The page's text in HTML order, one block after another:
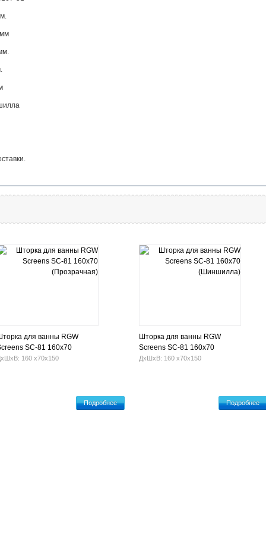
для ванны RGW
SC-81 160х70
160 х70х150
Подробнее
Шторка для ванны RGW
Screens SC-81 160х70
(Шиншилла)
ДхШхВ: 160 х70х150
Подробнее